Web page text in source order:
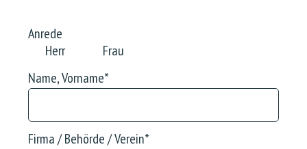
Anrede
Herr
Frau
Name, Vorname*
Firma / Behörde / Verein*